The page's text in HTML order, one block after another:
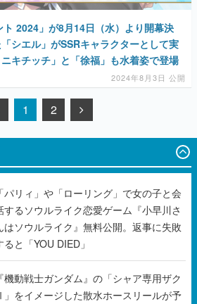
ト 2024」が8月14日（水）より開幕決
シエル」がSSRキャラクターとして実
キチッチ」と「徐福」も水着姿で登場
2024年8月3日 公開
1 2
「パリィ」や「ローリング」で女の子と会
するソウルライク恋愛ゲーム『小早川さ
はソウルライク』無料公開。返事に失敗
ると「YOU DIED」
『機動戦士ガンダム』の「シャア専用ザク
」をイメージした散水ホースリールが予